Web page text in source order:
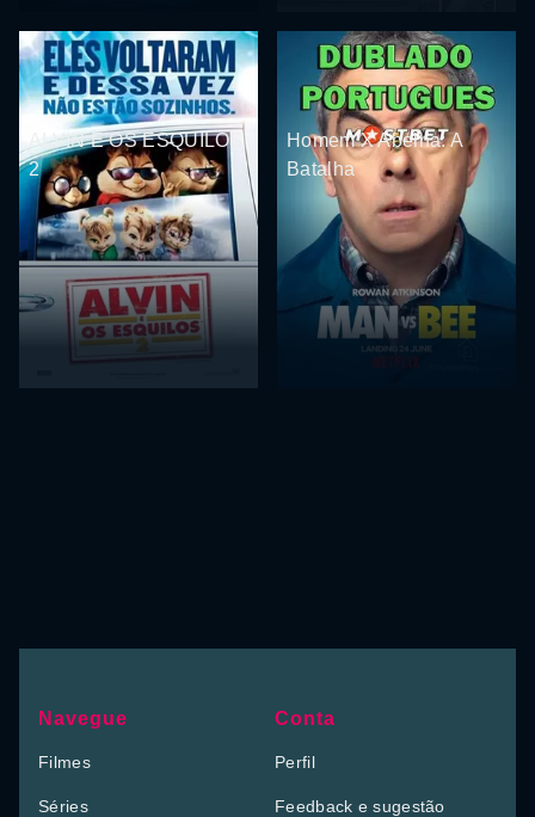
ALVIN E OS ESQUILOS
2
Homem X Abelha: A
Batalha
Navegue
Filmes
Séries
Conta
Perfil
Feedback e sugestão